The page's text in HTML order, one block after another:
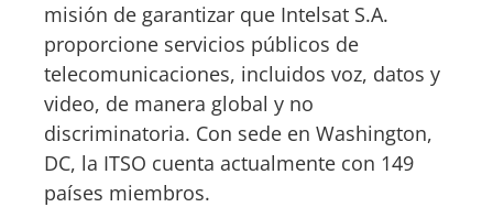
misión de garantizar que Intelsat S.A.
proporcione servicios públicos de
telecomunicaciones, incluidos voz, datos y
video, de manera global y no
discriminatoria. Con sede en Washington,
DC, la ITSO cuenta actualmente con 149
países miembros.